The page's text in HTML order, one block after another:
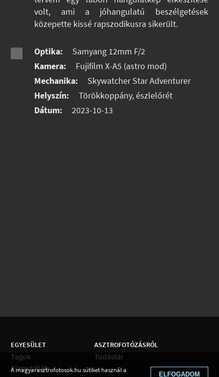
volt, ami a jóhangulatú beszélgetések
közepette kissé rapszodikusra sikerült.
Optika:
Samyang 12mm F/2
Kamera:
Fujifilm X-A5 (astro mod)
Mechanika:
Skywatcher Star Adventurer
Helyszín:
Törökkoppány, észlelőrét
Dátum:
2023-10-13
EGYESÜLET
Tagok
Alapszabály
ASZTROFOTÓZÁSRÓL
Tudástár
ELFOGADOM
A magyarasztrofotosok.hu sütiket használ a